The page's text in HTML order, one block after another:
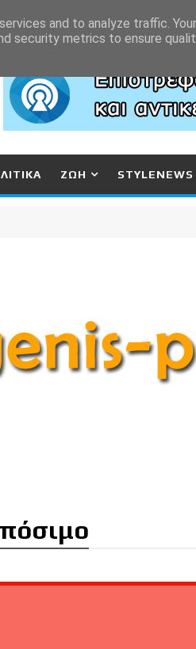
ΖΩΗ STYLENEWS
πόσιμο
and to analyze traffic.
security metrics to ensure